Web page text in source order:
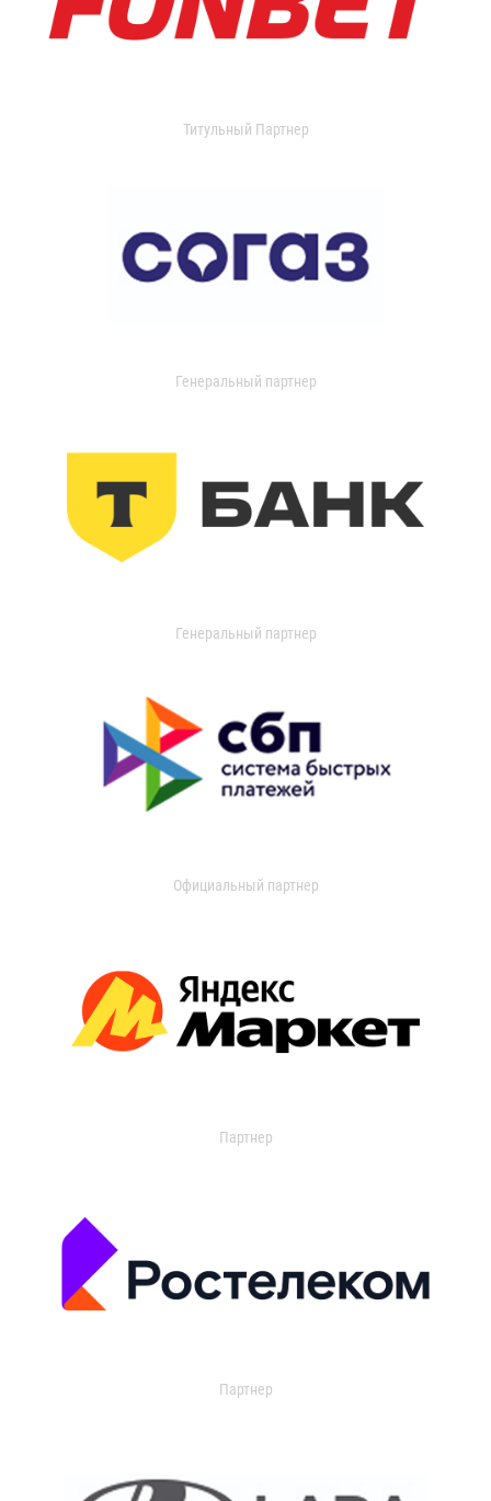
Титульный Партнер
Генеральный партнер
Генеральный партнер
Официальный партнер
Партнер
Партнер